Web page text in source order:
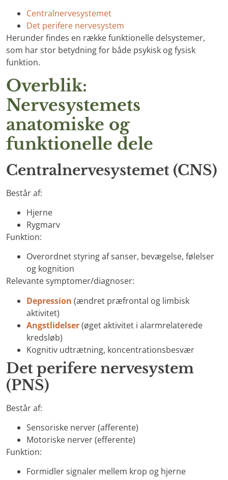
Centralnervesystemet
Det perifere nervesystem
Herunder findes en række funktionelle delsystemer,
som har stor betydning for både psykisk og fysisk
funktion.
Overblik:
Nervesystemets
anatomiske og
funktionelle dele
Centralnervesystemet (CNS)
Består af:
Hjerne
Rygmarv
Funktion:
Overordnet styring af sanser, bevægelse, følelser
og kognition
Relevante symptomer/diagnoser:
Depression (ændret præfrontal og limbisk
aktivitet)
Angstlidelser(øget aktivitet i alarmrelaterede
kredsløb)
Kognitiv udtrætning, koncentrationsbesvær
Det perifere nervesystem
(PNS)
Består af:
Sensoriske nerver (afferente)
Motoriske nerver (efferente)
Funktion:
Formidler signaler mellem krop og hjerne